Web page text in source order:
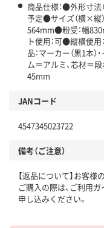
商品仕様：●外形寸法
予定●サイズ（横×縦
564mm●粉受：幅
ト使用：可●縦横使
品：マーカー（黒1本
ム＝アルミ、芯材＝
45mm
JANコード
4547345023722
備考（ご注意）
【返品について】お客
ご購入の際は、ご利用ガ
申し込みください。